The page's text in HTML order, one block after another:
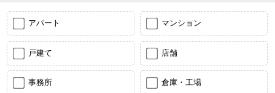
アパート マンション
戸建て 店舗
事務所 倉庫・工場